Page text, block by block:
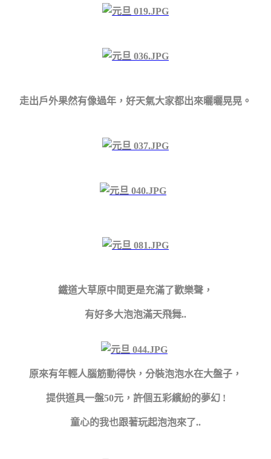
走出戶外果然有像過年，好天氣大家都出來曬曬晃晃 。
鐵道大草原中間更是充滿了歡樂聲，
有好多大泡泡滿天飛舞..
原來有年輕人腦筋動得快，分裝泡泡水在大盤子，
提供道具一盤50元，許個五彩繽紛的夢幻 !
童心的我也跟著玩起泡泡來了..